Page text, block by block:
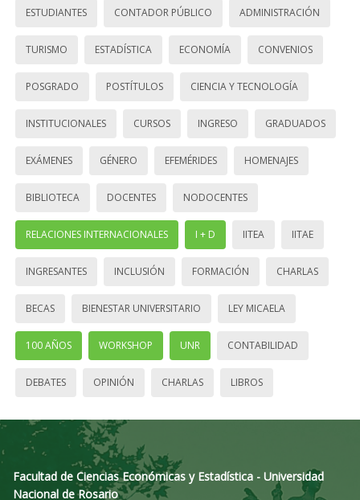
ESTUDIANTES CONTADOR PÚBLICO ADMINISTRACIÓN
TURISMO ESTADÍSTICA ECONOMÍA CONVENIOS
POSGRADO POSTÍTULOS CIENCIA Y TECNOLOGÍA
INSTITUCIONALES CURSOS INGRESO GRADUADOS
EXÁMENES GÉNERO EFEMÉRIDES HOMENAJES
BIBLIOTECA DOCENTES NODOCENTES
RELACIONES INTERNACIONALES I + D IITEA IITAE
INGRESANTES INCLUSIÓN FORMACIÓN CHARLAS
BECAS BIENESTAR UNIVERSITARIO LEY MICAELA
100 AÑOS WORKSHOP UNR CONTABILIDAD
DEBATES OPINIÓN CHARLAS LIBROS
Facultad de Ciencias Económicas y Estadística - Universidad
Nacional de Rosario